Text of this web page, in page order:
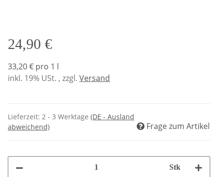
24,90 €
33,20 € pro 1 l
inkl. 19% USt. , zzgl. Versand
Lieferzeit: 2 - 3 Werktage (DE - Ausland
abweichend)
Frage zum Artikel
Stk